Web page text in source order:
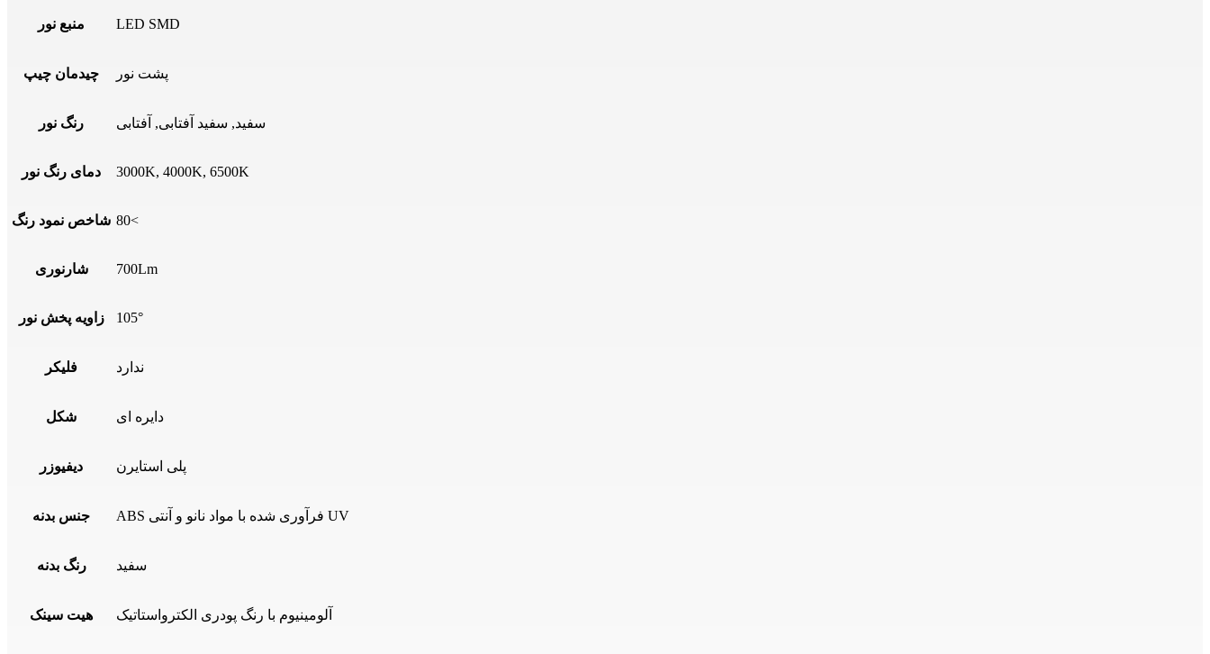
منبع نور LED SMD
چیدمان چیپ پشت نور
رنگ نور سفید, سفید آفتابی, آفتابی
دمای رنگ نور 3000K, 4000K, 6500K
شاخص نمود رنگ 80<
شارنوری 700Lm
زاویه پخش نور 105°
فلیکر ندارد
شکل دایره ای
دیفیوزر پلی استایرن
جنس بدنه ABS فرآوری شده با مواد نانو و آنتی UV
رنگ بدنه سفید
هیت سینک آلومینیوم با رنگ پودری الکترواستاتیک